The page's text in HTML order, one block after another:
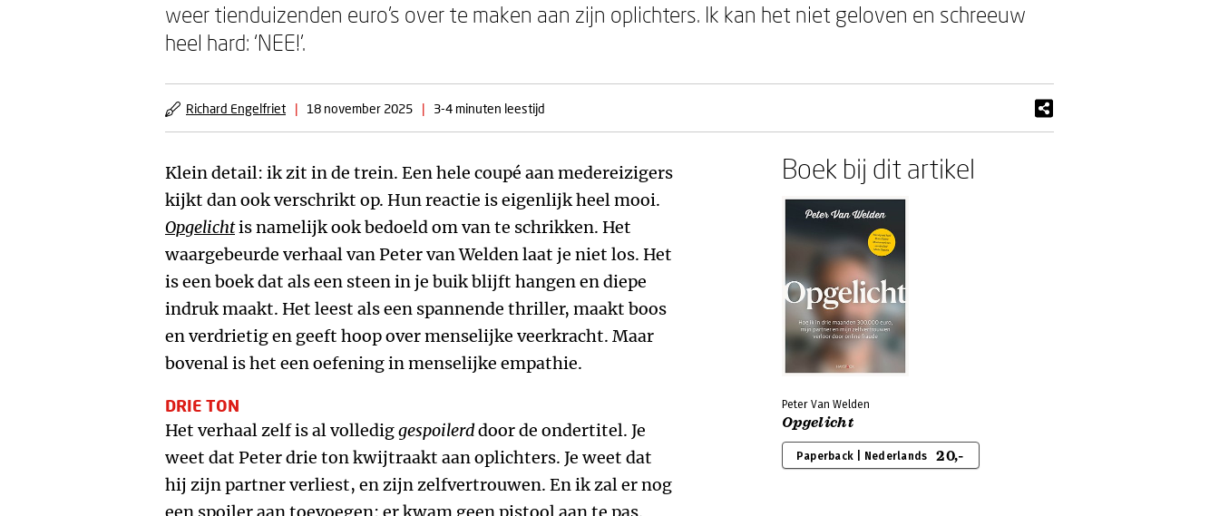
weer tienduizenden euro’s over te maken aan zijn oplichters. Ik kan het niet geloven en schreeuw
heel hard: ‘NEE!’.
Richard Engelfriet | 18 november 2025 | 3-4 minuten leestijd
Klein detail: ik zit in de trein. Een hele coupé aan medereizigers
kijkt dan ook verschrikt op. Hun reactie is eigenlijk heel mooi.
Opgelichtis namelijk ook bedoeld om van te schrikken. Het
waargebeurde verhaal van Peter van Welden laat je niet los. Het
is een boek dat als een steen in je buik blijft hangen en diepe
indruk maakt. Het leest als een spannende thriller, maakt boos
en verdrietig en geeft hoop over menselijke veerkracht. Maar
bovenal is het een oefening in menselijke empathie.
DRIE TON
Het verhaal zelf is al vollediggespoilerddoor de ondertitel. Je
weet dat Peter drie ton kwijtraakt aan oplichters. Je weet dat
hij zijn partner verliest, en zijn zelfvertrouwen. En ik zal er nog
Boek bij dit artikel
Peter Van Welden
Opgelicht
Paperback | Nederlands 20,-